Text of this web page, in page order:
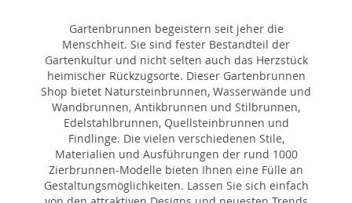
Gartenbrunnen begeistern seit jeher die
Menschheit. Sie sind fester Bestandteil der
Gartenkultur und nicht selten auch das Herzstück
heimischer Rückzugsorte. Dieser Gartenbrunnen
Shop bietet Natursteinbrunnen, Wasserwände und
Wandbrunnen, Antikbrunnen und Stilbrunnen,
Edelstahlbrunnen, Quellsteinbrunnen und
Findlinge. Die vielen verschiedenen Stile,
Materialien und Ausführungen der rund 1000
Zierbrunnen-Modelle bieten Ihnen eine Fülle an
Gestaltungsmöglichkeiten. Lassen Sie sich einfach